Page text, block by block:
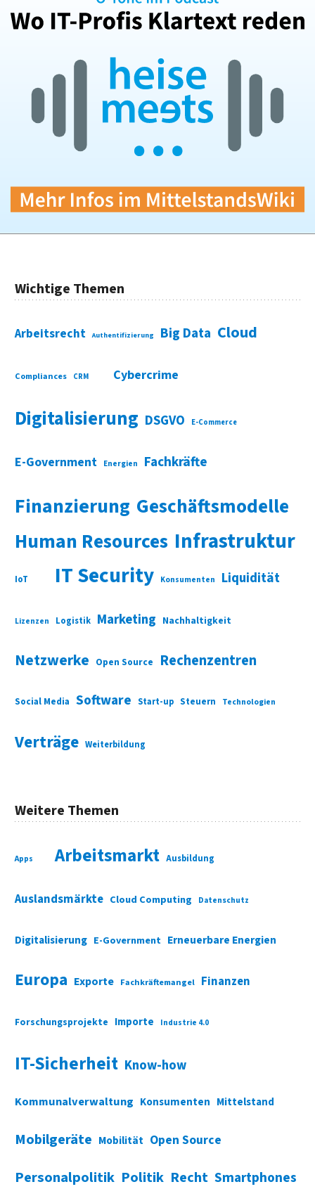
Wichtige Themen
Arbeitsrecht Authentifizierung Big Data Cloud
Compliances CRM Cybercrime
Digitalisierung DSGVO E-Commerce
E-Government Energien Fachkräfte
Finanzierung Geschäftsmodelle
Human Resources Infrastruktur
IoT IT Security Konsumenten Liquidität
Lizenzen Logistik Marketing Nachhaltigkeit
Netzwerke Open Source Rechenzentren
Social Media Software Start-up Steuern Technologien
Verträge Weiterbildung
Weitere Themen
Apps Arbeitsmarkt Ausbildung
Auslandsmärkte Cloud Computing Datenschutz
Digitalisierung E-Government Erneuerbare Energien
Europa Exporte Fachkräftemangel Finanzen
Forschungsprojekte Importe Industrie 4.0
IT-Sicherheit Know-how
Kommunalverwaltung Konsumenten Mittelstand
Mobilgeräte Mobilität Open Source
Personalpolitik Politik Recht Smartphones